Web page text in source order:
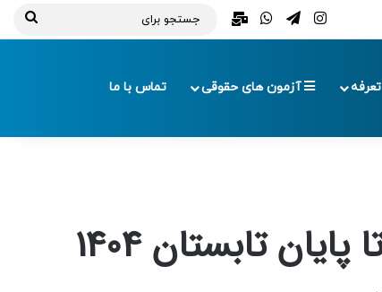
اینستاگرام
تلگرامواتس آپ
ایمیل
تعرفه آزمون های حقوقی تماس با ما